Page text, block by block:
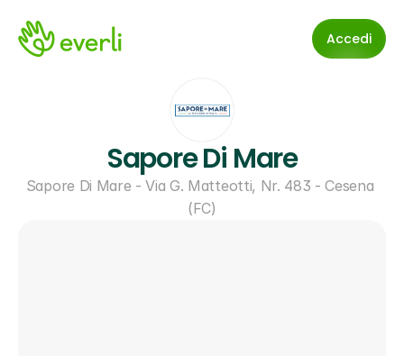
Accedi
Sapore Di Mare
Sapore Di Mare - Via G. Matteotti, Nr. 483 - Cesena
(FC)